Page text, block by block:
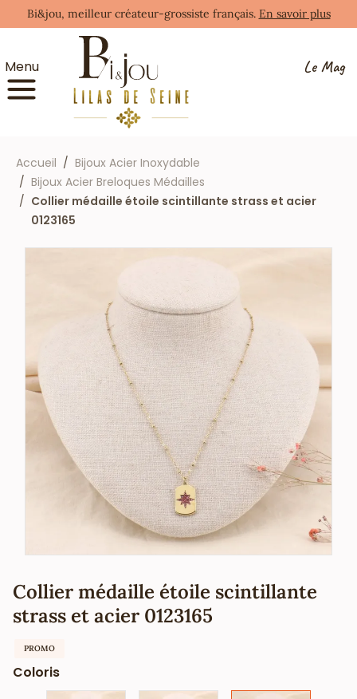
Bi&jou, meilleur créateur-grossiste français. En savoir plus
Menu Le Mag
Accueil
Bijoux Acier Inoxydable
Bijoux Acier Breloques Médailles
Collier médaille étoile scintillante strass et acier
0123165
Collier médaille étoile scintillante
strass et acier 0123165
PROMO
Coloris